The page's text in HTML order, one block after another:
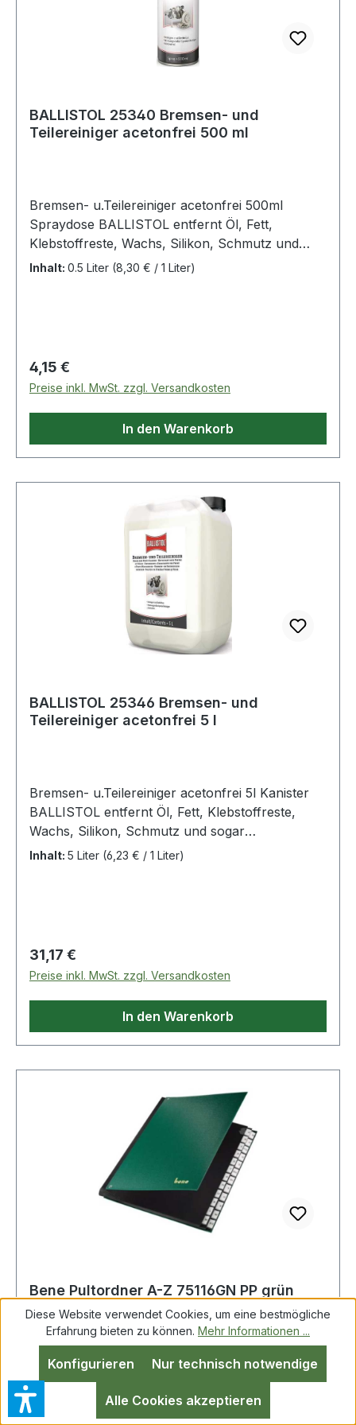
BALLISTOL 25340 Bremsen- und
Teilereiniger acetonfrei 500 ml
Bremsen- u.Teilereiniger acetonfrei 500ml
Spraydose BALLISTOL entfernt Öl, Fett,
Klebstoffreste, Wachs, Silikon, Schmutz und
sogar eingetrocknete, verharzte Öle und
Materialverträglichkeit, auch bei Lack und
Kunststoff · aceton-, silikon-, PTFE-, N-Hekan-
und säurefrei · Spraydose mit extra starkem
Inhalt: 0.5 Liter (8,30 € / 1 Liter)
Regulärer Preis:
4,15 €
Preise inkl. MwSt. zzgl. Versandkosten
In den Warenkorb
BALLISTOL 25346 Bremsen- und
Teilereiniger acetonfrei 5 l
Bremsen- u.Teilereiniger acetonfrei 5l Kanister
BALLISTOL entfernt Öl, Fett, Klebstoffreste,
Wachs, Silikon, Schmutz und sogar
eingetrocknete, verharzte Öle und Bremsstaub
auch bei Lack und Kunststoff · aceton-, silikon-,
PTFE-, N-Hekan- und säurefrei · Spraydose mit
extra starkem Sprühstrahl
Inhalt: 5 Liter (6,23 € / 1 Liter)
Regulärer Preis:
31,17 €
Preise inkl. MwSt. zzgl. Versandkosten
In den Warenkorb
Bene Pultordner A-Z 75116GN PP grün
BENE 75116GN Bene Pultordner A-Z
Polyproylen grün 24 Fächer Zum Vorsortieren
der Schriftstücke für schnelle und effektive
Diese Website verwendet Cookies, um eine bestmögliche
Erfahrung bieten zu können. Mehr Informationen ...
Nur technisch notwendige
Konfigurieren
Alle Cookies akzeptieren